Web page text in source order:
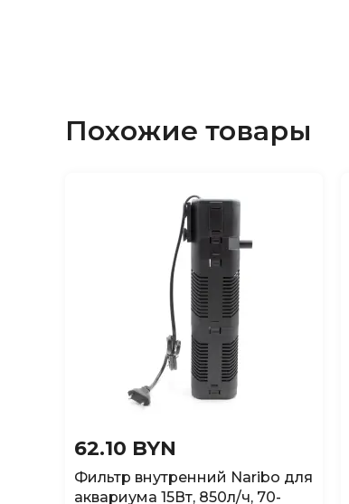
Похожие товары
62.10 BYN
Фильтр внутренний Naribo для
аквариума 15Вт, 850л/ч, 70-